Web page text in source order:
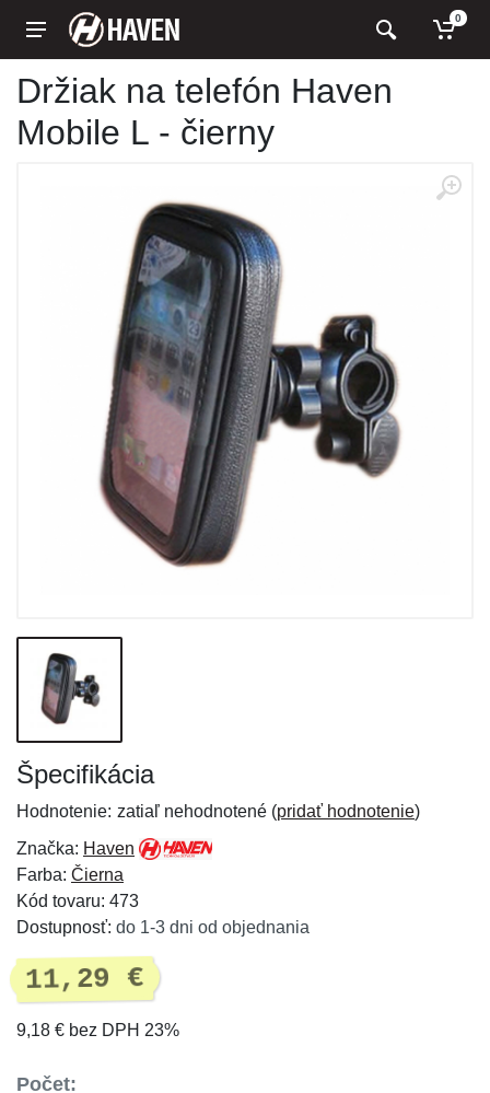
0
Držiak na telefón Haven
Mobile L - čierny
Špecifikácia
Hodnotenie: zatiaľ nehodnotené (pridať hodnotenie)
Značka: Haven
Farba: Čierna
Kód tovaru: 473
Dostupnosť: do 1-3 dni od objednania
11,29 €
9,18 € bez DPH 23%
Počet: